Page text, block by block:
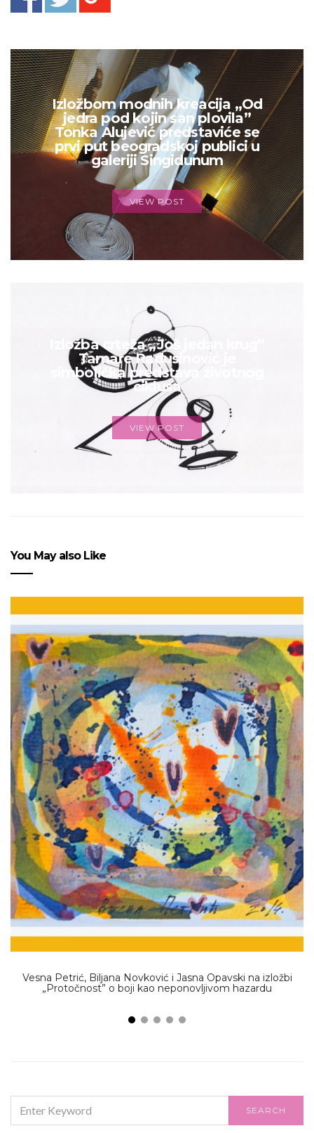
Izložbom modnih kreacija „Od
jedra pod kojin san plovila”
Tonka Alujević predstaviće se
prvi put beogradskoj publici u
galeriji Singidunum
VIEW POST
Izložba crteža „Još jedan krug”
Tamare Radusinović je
simbolička predstava životnog
ciklusa
VIEW POST
You May also Like
Vesna Petrić, Biljana Novković i Jasna Opavski na izložbi
„Protočnost” o boji kao neponovljivom hazardu
FOR:
SEARCH